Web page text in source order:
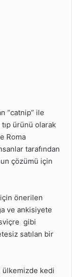
“catnip” ile
ürünü olarak
Roma
tarafından
çözümü için
önerilen
ve ankisiyete
gibi
satılan bir
ülkemizde kedi